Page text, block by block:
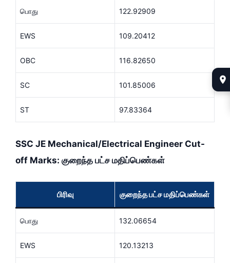
பொது 122.92909
EWS 109.20412
OBC 116.82650
SC 101.85006
ST 97.83364
SSC JE Mechanical/Electrical Engineer Cut-
off Marks: குறைந்த பட்ச மதிப்பெண்கள்
பிரிவு குறைந்த பட்ச மதிப்பெண்கள்
பொது 132.06654
EWS 120.13213